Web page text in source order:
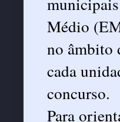
Médio
no âmbito
cada
concurso.
Para